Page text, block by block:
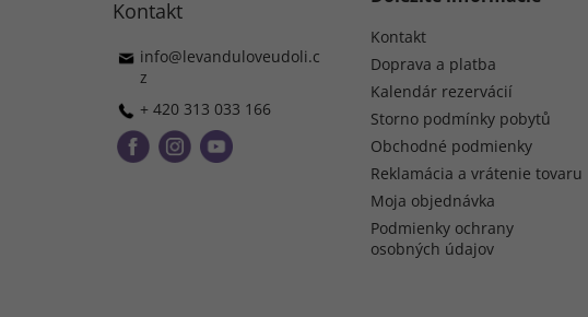
Kontakt
info@levanduloveudoli.c
z
+ 420 313 033 166
Kontakt
Doprava a platba
Kalendár rezervácií
Storno podmínky pobytů
Obchodné podmienky
Reklamácia a vrátenie tovaru
Moja objednávka
Podmienky ochrany
osobných údajov